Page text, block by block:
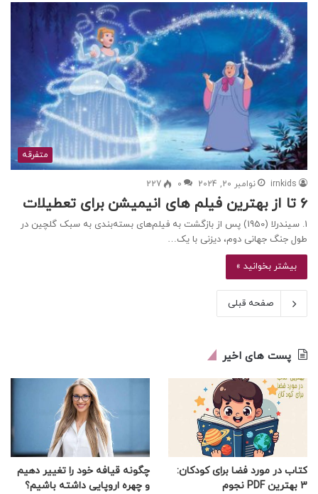
متفرقه
irnkids نوامبر 20, 2024 0
227
6 تا از بهترین فیلم های انیمیشن برای تعطیلات
1. سیندرلا (1950) پس از بازگشت به فیلم‌های بسته‌بندی به سبک گلچین در
طول جنگ جهانی دوم، دیزنی با یک…
بیشتر بخوانید »
صفحه قبلی
پست های اخیر
کتاب در مورد فضا برای کودکان:
3 بهترین PDF نجوم
چگونه قیافه خود را تغییر دهیم
و چهره اروپایی داشته باشیم؟